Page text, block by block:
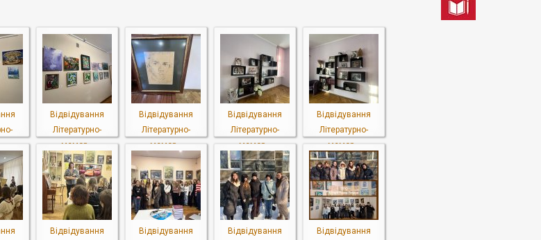
Відвідування
Літературно-
мемор...
Відвідування
Літературно-
мемор...
Відвідування
Літературно-
мемор...
Відвідування
Літературно-
мемор...
Відвідування
Відвідування
Відвідування
Відвідування